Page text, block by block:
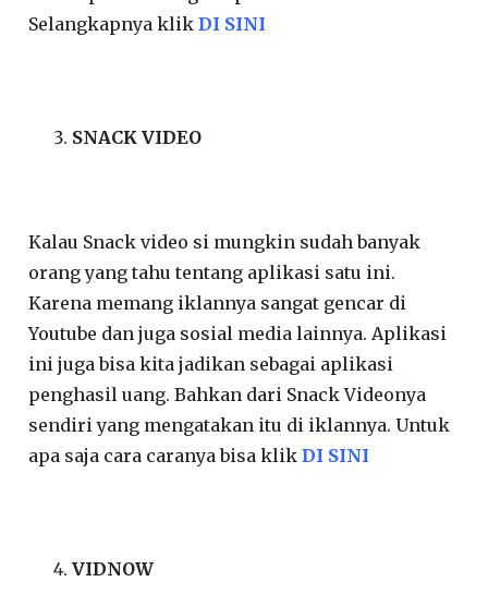
Selangkapnya klikDI SINI
SNACK VIDEO
Kalau Snack video si mungkin sudah banyak
orang yang tahu tentang aplikasi satu ini.
Karena memang iklannya sangat gencar di
Youtube dan juga sosial media lainnya. Aplikasi
ini juga bisa kita jadikan sebagai aplikasi
penghasil uang. Bahkan dari Snack Videonya
sendiri yang mengatakan itu di iklannya. Untuk
apa saja cara caranya bisa klikDI SINI
VIDNOW